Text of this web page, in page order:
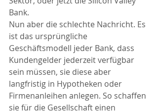
Bank.
Nun aber die schlechte Nachricht. Es
ist das ursprüngliche
Geschäftsmodell jeder Bank, dass
Kundengelder jederzeit verfügbar
sein müssen, sie diese aber
langfristig in Hypotheken oder
Firmenanleihen anlegen. So schaffen
sie für die Gesellschaft einen